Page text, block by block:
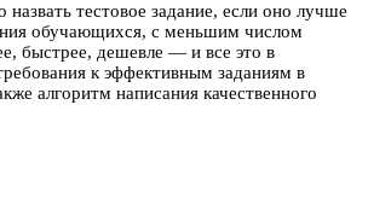
тестовое задание, если оно лучше
обучающихся, с меньшим числом
быстрее, дешевле — и все это в
к эффективным заданиям в
алгоритм написания качественного